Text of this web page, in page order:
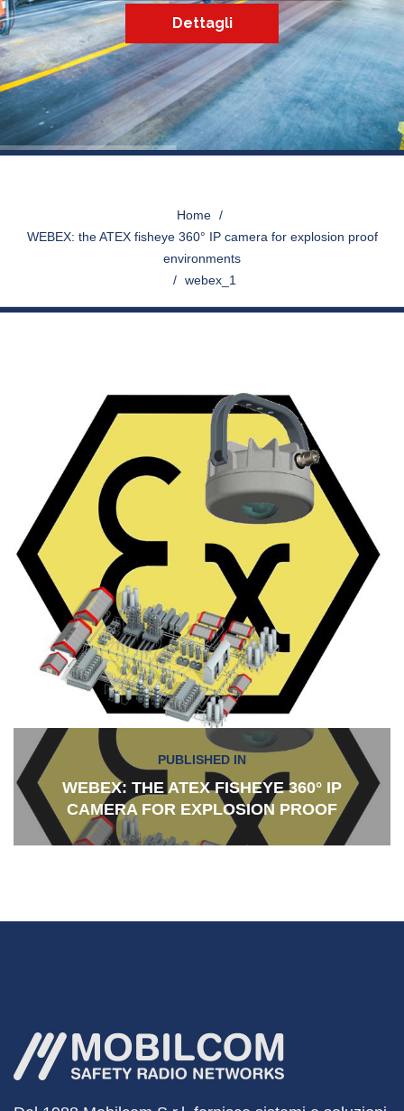
Dettagli
Home
WEBEX: the ATEX fisheye 360° IP camera for explosion proof
environments
>webex_1
Navigazione
articoli
PUBLISHED IN
WEBEX: THE ATEX FISHEYE 360° IP
CAMERA FOR EXPLOSION PROOF
ENVIRONMENTS